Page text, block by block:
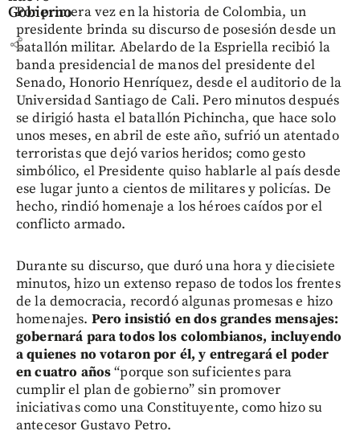
Gobierno
share
Por primera vez en la historia de Colombia, un
presidente brinda su discurso de posesión desde un
batallón militar. Abelardo de la Espriella recibió la
banda presidencial de manos del presidente del
Senado, Honorio Henríquez, desde el auditorio de la
Universidad Santiago de Cali. Pero minutos después
se dirigió hasta el batallón Pichincha, que hace solo
unos meses, en abril de este año, sufrió un atentado
terroristas que dejó varios heridos; como gesto
simbólico, el Presidente quiso hablarle al país desde
ese lugar junto a cientos de militares y policías. De
hecho, rindió homenaje a los héroes caídos por el
conflicto armado.
Durante su discurso, que duró una hora y diecisiete
minutos, hizo un extenso repaso de todos los frentes
de la democracia, recordó algunas promesas e hizo
homenajes. Pero insistió en dos grandes mensajes:
gobernará para todos los colombianos, incluyendo
a quienes no votaron por él, y entregará el poder
en cuatro años“porque son suficientes para
cumplir el plan de gobierno” sin promover
iniciativas como una Constituyente, como hizo su
antecesor Gustavo Petro.